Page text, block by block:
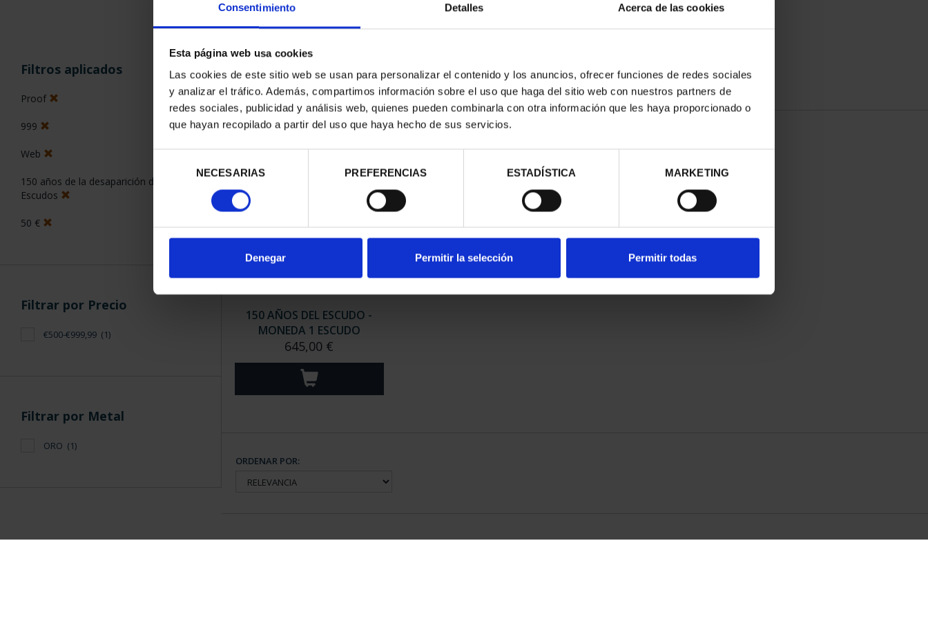
Consentimiento Detalles Acerca de las cookies
Esta página web usa cookies
Las cookies de este sitio web se usan para personalizar el contenido y los anuncios, ofrecer funciones de redes sociales
y analizar el tráfico. Además, compartimos información sobre el uso que haga del sitio web con nuestros partners de
redes sociales, publicidad y análisis web, quienes pueden combinarla con otra información que les haya proporcionado o
que hayan recopilado a partir del uso que haya hecho de sus servicios.
consentimiento
NECESARIAS PREFERENCIAS ESTADÍSTICA MARKETING
Denegar Permitir la selección Permitir todas
Filtros aplicados
Proof
999
Web
150 años de la desaparición de los
Escudos
50 €
Filtrar por Precio
€500-€999,99 (1)
Filtrar por Metal
ORO (1)
ORDENAR POR:
1 Productos encontrados
150 AÑOS DEL ESCUDO -
MONEDA 1 ESCUDO
645,00 €
ORDENAR POR: